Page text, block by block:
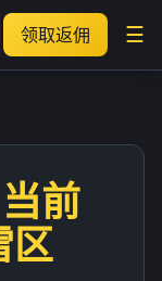
领取返佣 ☰
前
区